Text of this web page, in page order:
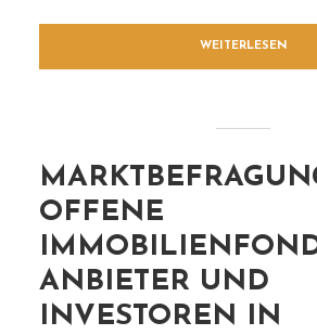
WEITERLESEN
OFFENE
ANBIETER UND
INVESTOREN IN